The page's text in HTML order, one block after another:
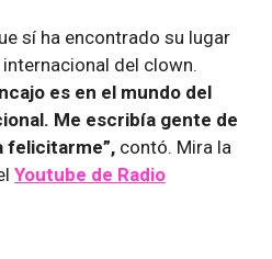
sí ha encontrado su lugar
del clown.
es en el mundo del
Me escribía gente de
felicitarme”, contó. Mira la
Youtube de Radio